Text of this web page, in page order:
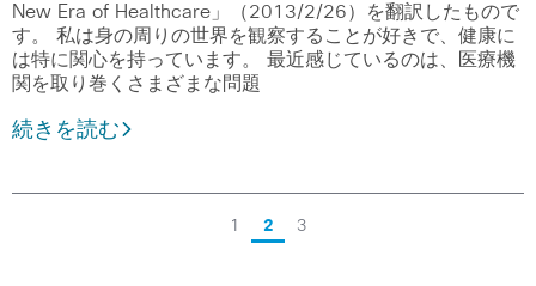
New Era of Healthcare」（2013/2/26）を翻訳したもので
す。 私は身の周りの世界を観察することが好きで、健康に
は特に関心を持っています。 最近感じているのは、医療機
関を取り巻くさまざまな問題
続きを読む
1 2 3